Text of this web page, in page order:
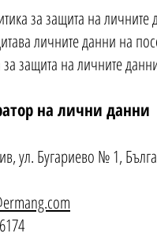
за защита на
личните данни на
защита на личните
на лични данни
ул. Бугариево № 1,